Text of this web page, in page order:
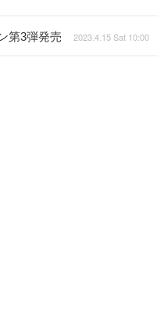
第3弾発売 2023.4.15 Sat 10:00